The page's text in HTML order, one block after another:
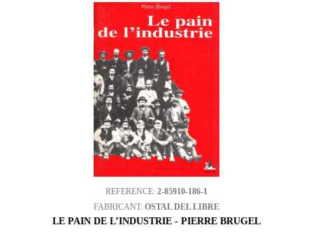
REFERENCE: 2-85910-186-1
FABRICANT: OSTAL DEL LIBRE
LE PAIN DE L’INDUSTRIE - PIERRE BRUGEL